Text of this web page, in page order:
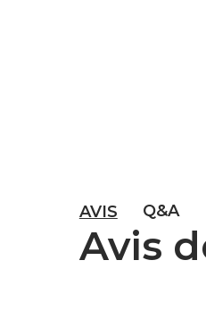
AVIS Q&A
Avis